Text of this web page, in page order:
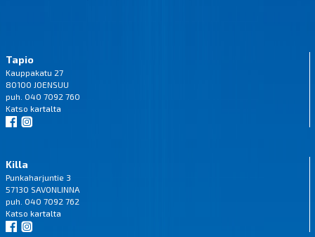
Tapio
Kauppakatu 27
80100 JOENSUU
puh. 040 7092 760
Katso kartalta
Killa
Punkaharjuntie 3
57130 SAVONLINNA
puh. 040 7092 762
Katso kartalta